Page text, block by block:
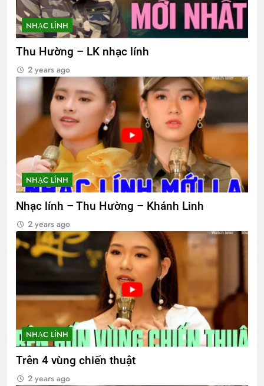
NHẠC LÍNH
Thu Hường – LK nhạc lính
2 years ago
NHẠC LÍNH
Nhạc lính – Thu Hường – Khánh Linh
2 years ago
NHẠC LÍNH
Trên 4 vùng chiến thuật
2 years ago